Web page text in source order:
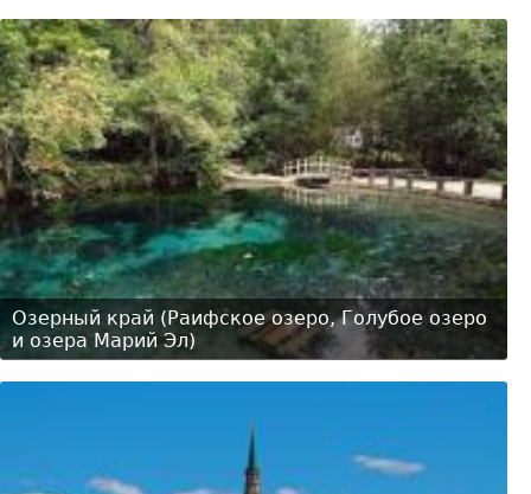
Озерный край (Раифское озеро, Голубое озеро
и озера Марий Эл)